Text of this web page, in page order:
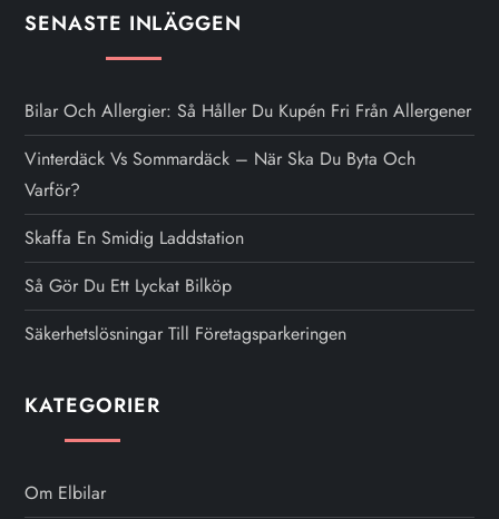
SENASTE INLÄGGEN
Bilar Och Allergier: Så Håller Du Kupén Fri Från Allergener
Vinterdäck Vs Sommardäck – När Ska Du Byta Och
Varför?
Skaffa En Smidig Laddstation
Så Gör Du Ett Lyckat Bilköp
Säkerhetslösningar Till Företagsparkeringen
KATEGORIER
Om Elbilar